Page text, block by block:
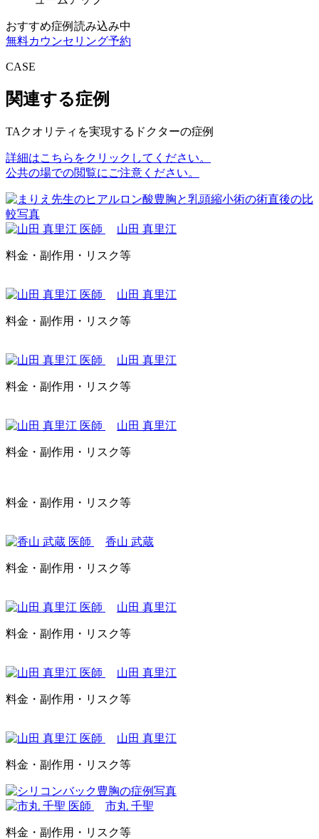
おすすめ症例読み込み中
無料カウンセリング予約
CASE
関連する症例
TAクオリティを実現するドクターの症例
詳細はこちらをクリックしてください。
公共の場での閲覧にご注意ください。
山田 真里江
料金・副作用・リスク等
山田 真里江
料金・副作用・リスク等
山田 真里江
料金・副作用・リスク等
山田 真里江
料金・副作用・リスク等
料金・副作用・リスク等
香山 武蔵
料金・副作用・リスク等
山田 真里江
料金・副作用・リスク等
山田 真里江
料金・副作用・リスク等
山田 真里江
料金・副作用・リスク等
市丸 千聖
料金・副作用・リスク等